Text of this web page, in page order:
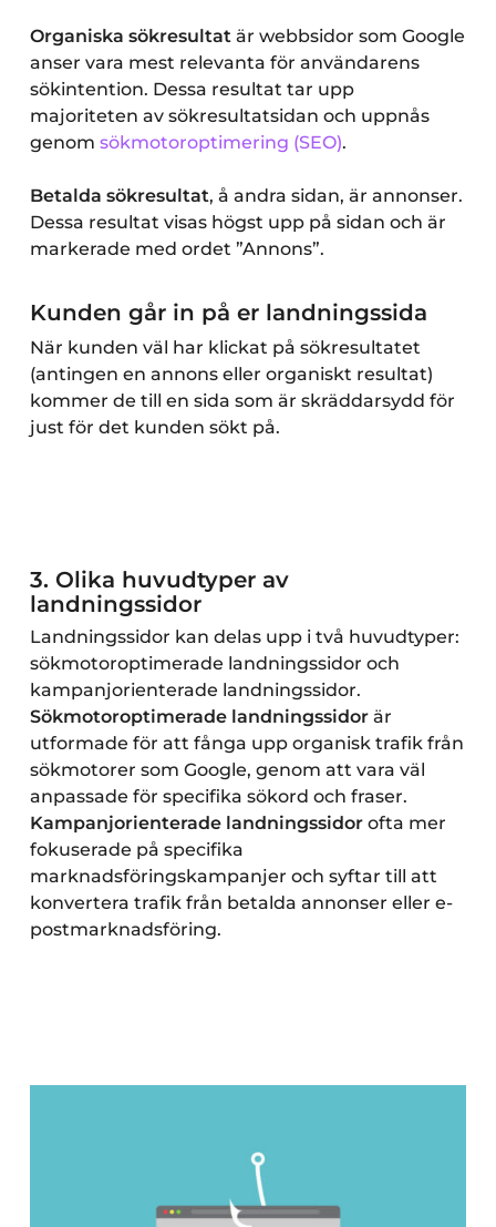
Organiska sökresultat är webbsidor som Google
anser vara mest relevanta för användarens
sökintention. Dessa resultat tar upp
majoriteten av sökresultatsidan och uppnås
genom sökmotoroptimering (SEO).
Betalda sökresultat, å andra sidan, är annonser.
Dessa resultat visas högst upp på sidan och är
markerade med ordet ”Annons”.
Kunden går in på er landningssida
När kunden väl har klickat på sökresultatet
(antingen en annons eller organiskt resultat)
kommer de till en sida som är skräddarsydd för
just för det kunden sökt på.
3. Olika huvudtyper av
landningssidor
Landningssidor kan delas upp i två huvudtyper:
sökmotoroptimerade landningssidor och
kampanjorienterade landningssidor.
Sökmotoroptimerade landningssidorär
utformade för att fånga upp organisk trafik från
sökmotorer som Google, genom att vara väl
anpassade för specifika sökord och fraser.
Kampanjorienterade landningssidorofta mer
fokuserade på specifika
marknadsföringskampanjer och syftar till att
konvertera trafik från betalda annonser eller e-
postmarknadsföring.